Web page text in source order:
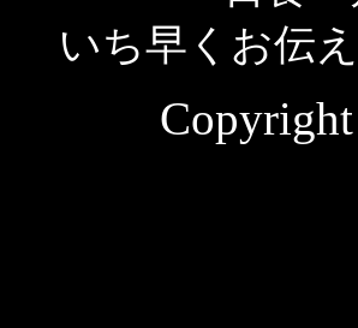
いち早くお伝